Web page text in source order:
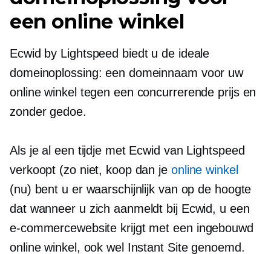
een online winkel
Ecwid by Lightspeed biedt u de ideale
domeinoplossing: een domeinnaam voor uw
online winkel tegen een concurrerende prijs en
zonder gedoe.
Als je al een tijdje met Ecwid van Lightspeed
verkoopt (zo niet, koop dan je online winkel
(nu) bent u er waarschijnlijk van op de hoogte
dat wanneer u zich aanmeldt bij Ecwid, u een
e-commercewebsite krijgt met een ingebouwd
online winkel, ook wel Instant Site genoemd.